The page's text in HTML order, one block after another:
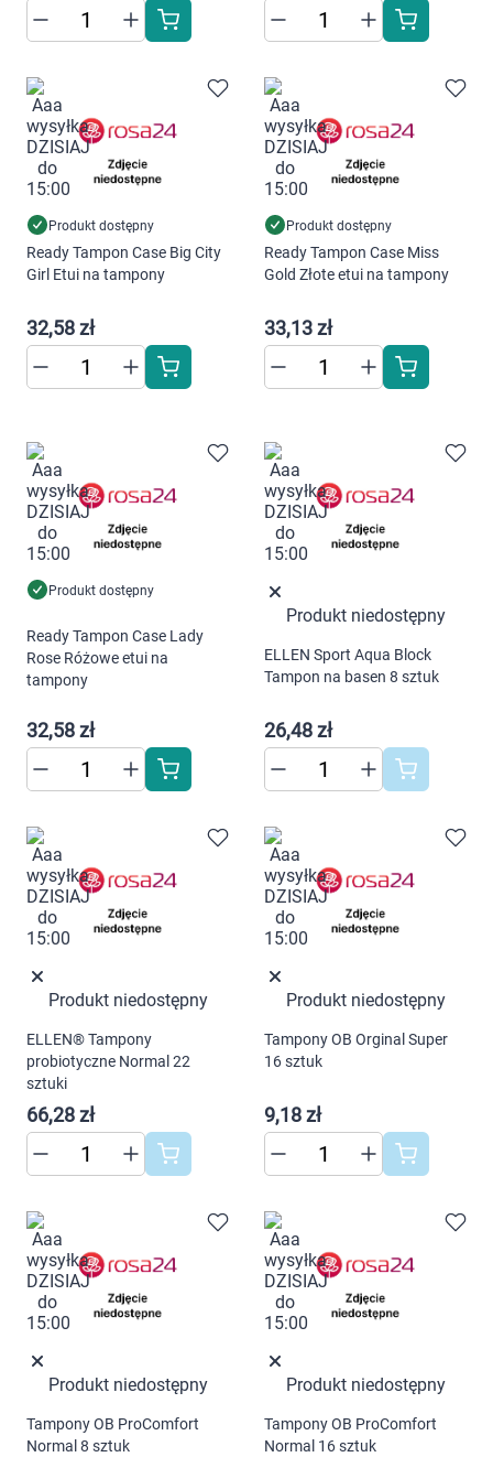
Produkt dostępny
Ready Tampon Case Big City
Girl Etui na tampony
32,58 zł
Produkt dostępny
Ready Tampon Case Miss
Gold Złote etui na tampony
33,13 zł
Produkt dostępny
Ready Tampon Case Lady
Rose Różowe etui na
tampony
32,58 zł
Produkt niedostępny
ELLEN Sport Aqua Block
Tampon na basen 8 sztuk
26,48 zł
Produkt niedostępny
ELLEN® Tampony
probiotyczne Normal 22
sztuki
66,28 zł
Produkt niedostępny
Tampony OB Orginal Super
16 sztuk
9,18 zł
Produkt niedostępny
Tampony OB ProComfort
Normal 8 sztuk
Produkt niedostępny
Tampony OB ProComfort
Normal 16 sztuk